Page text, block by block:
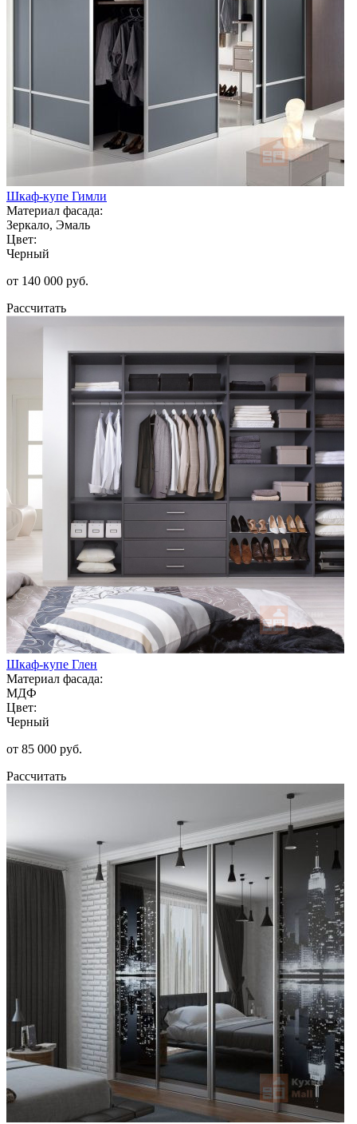
Шкаф-купе Гимли
Материал фасада:
Зеркало, Эмаль
Цвет:
Черный
от 140 000 руб.
Рассчитать
Шкаф-купе Глен
Материал фасада:
МДФ
Цвет:
Черный
от 85 000 руб.
Рассчитать